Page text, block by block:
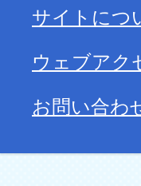
サイトにつ
ウェブアク
お問い合わ